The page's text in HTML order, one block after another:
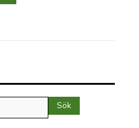
Sök
efter:
Sök